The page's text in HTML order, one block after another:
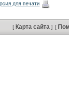
для печати
[ Карта сайта ] [